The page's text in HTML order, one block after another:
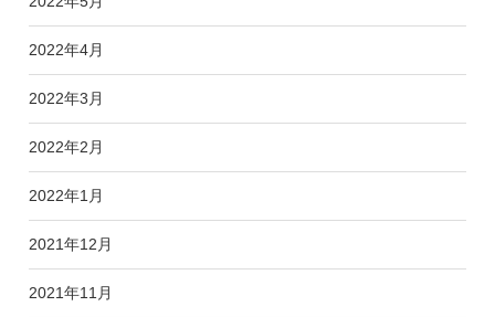
2022年4月
2022年3月
2022年2月
2022年1月
2021年12月
2021年11月